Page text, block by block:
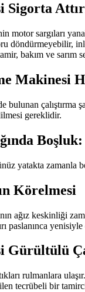
Sigorta
motor sargıları
döndürmeyebilir,
bakım ve
Makinesi
bulunan
gereklidir.
yatakta zamanla
Körelmesi
ağız keskinliği
paslanınca
Gürültülü
rulmanlara
tecrübeli bir